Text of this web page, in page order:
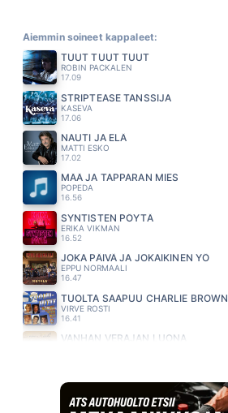
Aiemmin soineet kappaleet:
TUUT TUUT TUUT
ROBIN PACKALEN
17.09
STRIPTEASE TANSSIJA
KASEVA
17.06
NAUTI JA ELÄ
MATTI ESKO
17.02
MÄÄ JA TAPPARAN MIES
POPEDA
16.56
SYNTISTEN PÖYTÄ
ERIKA VIKMAN
16.52
JOKA PÄIVÄ JA JOKAIKINEN YÖ
EPPU NORMAALI
16.47
TUOLTA SAAPUU CHARLIE BROWN
VIRVE ROSTI
16.41
VANHAN VERAJAN LUONA
EPPU NORMAALI
16.28